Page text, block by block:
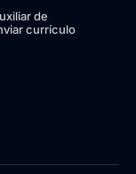
de
currículo